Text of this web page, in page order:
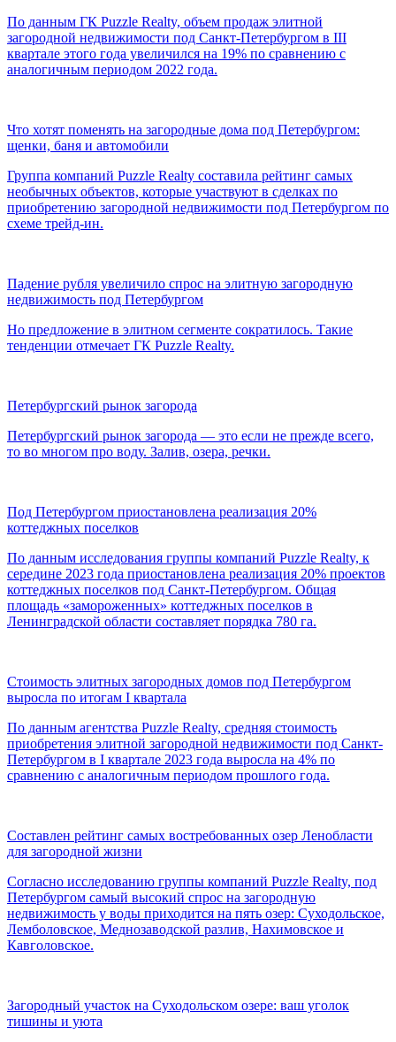
По данным ГК Puzzle Realty, объем продаж элитной
загородной недвижимости под Санкт-Петербургом в III
квартале этого года увеличился на 19% по сравнению с
аналогичным периодом 2022 года.
Что хотят поменять на загородные дома под Петербургом:
щенки, баня и автомобили
Группа компаний Puzzle Realty составила рейтинг самых
необычных объектов, которые участвуют в сделках по
приобретению загородной недвижимости под Петербургом по
схеме трейд-ин.
Падение рубля увеличило спрос на элитную загородную
недвижимость под Петербургом
Но предложение в элитном сегменте сократилось. Такие
тенденции отмечает ГК Puzzle Realty.
Петербургский рынок загорода
Петербургский рынок загорода — это если не прежде всего,
то во многом про воду. Залив, озера, речки.
Под Петербургом приостановлена реализация 20%
коттеджных поселков
По данным исследования группы компаний Puzzle Realty, к
середине 2023 года приостановлена реализация 20% проектов
коттеджных поселков под Санкт-Петербургом. Общая
площадь «замороженных» коттеджных поселков в
Ленинградской области составляет порядка 780 га.
Стоимость элитных загородных домов под Петербургом
выросла по итогам I квартала
По данным агентства Puzzle Realty, средняя стоимость
приобретения элитной загородной недвижимости под Санкт-
Петербургом в I квартале 2023 года выросла на 4% по
сравнению с аналогичным периодом прошлого года.
Составлен рейтинг самых востребованных озер Ленобласти
для загородной жизни
Согласно исследованию группы компаний Puzzle Realty, под
Петербургом самый высокий спрос на загородную
недвижимость у воды приходится на пять озер: Суходольское,
Лемболовское, Меднозаводской разлив, Нахимовское и
Кавголовское.
Загородный участок на Суходольском озере: ваш уголок
тишины и уюта